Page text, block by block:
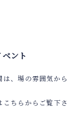
ント
、場の雰囲気から
ちらからご覧下さ